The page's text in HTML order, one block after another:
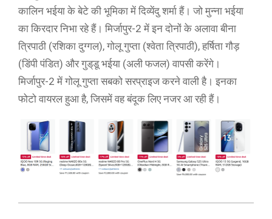
कालिन भईया के बेटे की भूमिका में दिव्येंदु शर्मा हैं। जो मुन्ना भईया
का किरदार निभा रहे हैं। मिर्जापुर-2 में इन दोनों के अलावा बीना
त्रिपाठी (रशिका दुग्गल), गोलू गुप्ता (श्वेता त्रिपाठी), हर्षिता गौड़
(डिंपी पंडित) और गुड्‌डू भईया (अली फजल) वापसी करेंगे।
मिर्जापुर-2 में गोलू गुप्ता सबको सरप्राइज करने वाली है। इनका
फोटो वायरल हुआ है, जिसमें वह बंदूक लिए नजर आ रही हैं।